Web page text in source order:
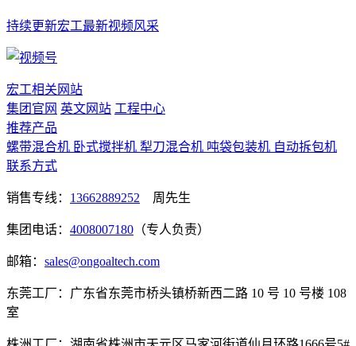
持续更新宏工最新视频风采
宏工相关网站
集团官网 英文网站 工程中心
推荐产品
螺带混合机 卧式搅拌机 犁刀混合机 吨袋包装机 自动拆包机
联系方式
销售专线： 13662889252 周先生
集团电话： 4008007180 （专人负责）
邮箱： sales@ongoaltech.com
东莞工厂：广东省东莞市桥头镇桥新西二路 10 号 10 号楼 108
室